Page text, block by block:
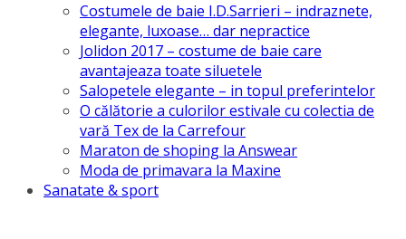
Costumele de baie I.D.Sarrieri – indraznete,
elegante, luxoase… dar nepractice
Jolidon 2017 – costume de baie care
avantajeaza toate siluetele
Salopetele elegante – in topul preferintelor
O călătorie a culorilor estivale cu colectia de
vară Tex de la Carrefour
Maraton de shoping la Answear
Moda de primavara la Maxine
Sanatate & sport